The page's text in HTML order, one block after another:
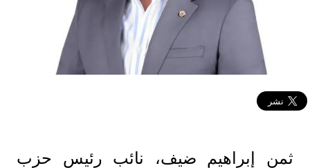
ثمن إبراهيم ضيف، نائب رئيس حزب